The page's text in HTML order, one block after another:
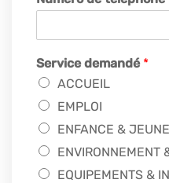
Service demandé *
ACCUEIL
EMPLOI
ENFANCE &
ENVIRONNEMENT
EQUIPEMENTS &